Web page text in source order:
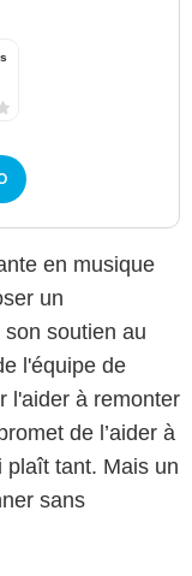
en musique
un
soutien au
l'équipe de
l'aider à remonter
de l’aider à
plaît tant. Mais un
sans